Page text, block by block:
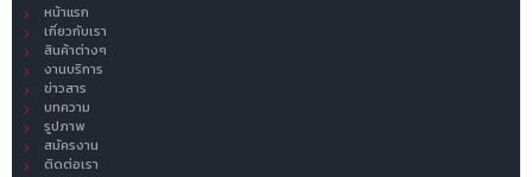
หน้าแรก
เกี่ยวกับเรา
สินค้าต่างๆ
งานบริการ
ข่าวสาร
บทความ
รูปภาพ
สมัครงาน
ติดต่อเรา